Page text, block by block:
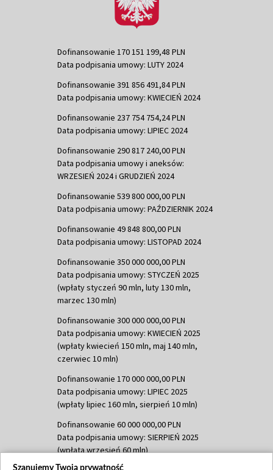
Dofinansowanie 170 151 199,48 PLN
Data podpisania umowy: LUTY 2024
Dofinansowanie 391 856 491,84 PLN
Data podpisania umowy: KWIECIEŃ 2024
Dofinansowanie 237 754 754,24 PLN
Data podpisania umowy: LIPIEC 2024
Dofinansowanie 290 817 240,00 PLN
Data podpisania umowy i aneksów:
WRZESIEŃ 2024 i GRUDZIEŃ 2024
Dofinansowanie 539 800 000,00 PLN
Data podpisania umowy: PAŹDZIERNIK 2024
Dofinansowanie 49 848 800,00 PLN
Data podpisania umowy: LISTOPAD 2024
Dofinansowanie 350 000 000,00 PLN
Data podpisania umowy: STYCZEŃ 2025
(wpłaty styczeń 90 mln, luty 130 mln,
marzec 130 mln)
Dofinansowanie 300 000 000,00 PLN
Data podpisania umowy: KWIECIEŃ 2025
(wpłaty kwiecień 150 mln, maj 140 mln,
czerwiec 10 mln)
Dofinansowanie 170 000 000,00 PLN
Data podpisania umowy: LIPIEC 2025
(wpłaty lipiec 160 mln, sierpień 10 mln)
Dofinansowanie 60 000 000,00 PLN
Data podpisania umowy: SIERPIEŃ 2025
(wpłata wrzesień 60 mln)
Szanujemy Twoją prywatność